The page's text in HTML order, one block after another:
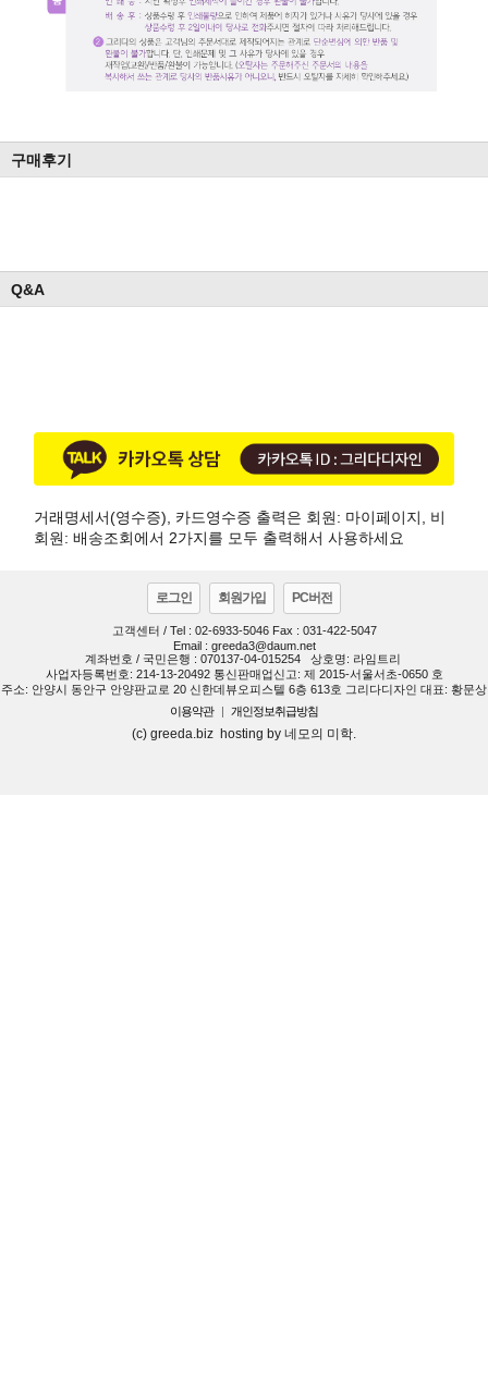
구매후기
Q&A
거래명세서(영수증), 카드영수증 출력은 회원: 마이페이지, 비
회원: 배송조회에서 2가지를 모두 출력해서 사용하세요
로그인 회원가입 PC버전
고객센터 / Tel : 02-6933-5046 Fax : 031-422-5047
Email : greeda3@daum.net
계좌번호 / 국민은행 : 070137-04-015254
상호명: 라임트리
사업자등록번호: 214-13-20492 통신판매업신고: 제 2015-서울서초-0650 호
주소: 안양시 동안구 안양판교로 20 신한데뷰오피스텔 6층 613호 그리다디자인 대표: 황문상
이용약관
| 개인정보취급방침
(c) greeda.biz hosting by 네모의 미학.